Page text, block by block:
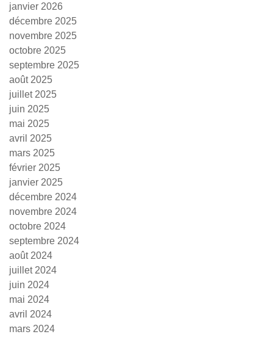
janvier 2026
décembre 2025
novembre 2025
octobre 2025
septembre 2025
août 2025
juillet 2025
juin 2025
mai 2025
avril 2025
mars 2025
février 2025
janvier 2025
décembre 2024
novembre 2024
octobre 2024
septembre 2024
août 2024
juillet 2024
juin 2024
mai 2024
avril 2024
mars 2024